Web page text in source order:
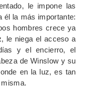
le impone las
él la más importante:
hombres crece ya
, le niega el acceso a
y el encierro, el
de Winslow y su
en la luz, es tan